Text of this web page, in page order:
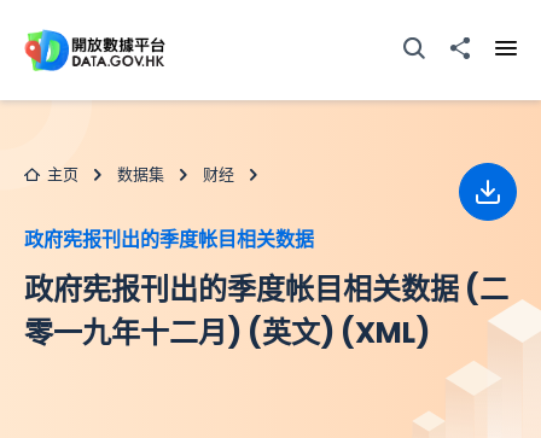
打开搜寻器分享至
主页 数据集 财经
政府宪报刊出的季度帐目相关数据
政府宪报刊出的季度帐目相关数据 (二
零一九年十二月) (英文) (XML)
下载